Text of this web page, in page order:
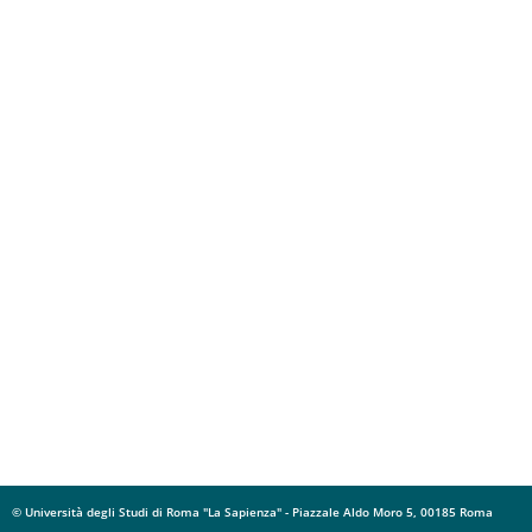
© Università degli Studi di Roma "La Sapienza" - Piazzale Aldo Moro 5, 00185 Roma